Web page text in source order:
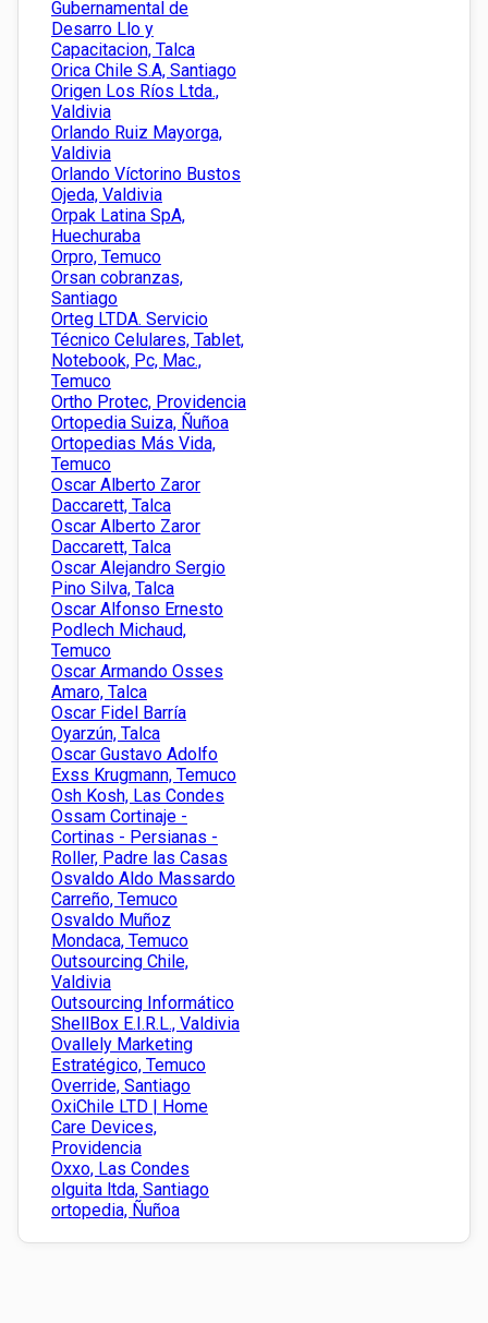
Gubernamental de
Desarro Llo y
Capacitacion, Talca
Orica Chile S.A, Santiago
Origen Los Ríos Ltda.,
Valdivia
Orlando Ruiz Mayorga,
Valdivia
Orlando Víctorino Bustos
Ojeda, Valdivia
Orpak Latina SpA,
Huechuraba
Orpro, Temuco
Orsan cobranzas,
Santiago
Orteg LTDA. Servicio
Técnico Celulares, Tablet,
Notebook, Pc, Mac.,
Temuco
Ortho Protec, Providencia
Ortopedia Suiza, Ñuñoa
Ortopedias Más Vida,
Temuco
Oscar Alberto Zaror
Daccarett, Talca
Oscar Alberto Zaror
Daccarett, Talca
Oscar Alejandro Sergio
Pino Silva, Talca
Oscar Alfonso Ernesto
Podlech Michaud,
Temuco
Oscar Armando Osses
Amaro, Talca
Oscar Fidel Barría
Oyarzún, Talca
Oscar Gustavo Adolfo
Exss Krugmann, Temuco
Osh Kosh, Las Condes
Ossam Cortinaje -
Cortinas - Persianas -
Roller, Padre las Casas
Osvaldo Aldo Massardo
Carreño, Temuco
Osvaldo Muñoz
Mondaca, Temuco
Outsourcing Chile,
Valdivia
Outsourcing Informático
ShellBox E.I.R.L., Valdivia
Ovallely Marketing
Estratégico, Temuco
Override, Santiago
OxiChile LTD | Home
Care Devices,
Providencia
Oxxo, Las Condes
olguita ltda, Santiago
ortopedia, Ñuñoa